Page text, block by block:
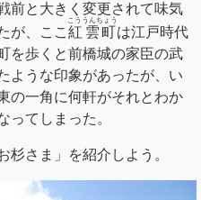
前と大きく変更されて味気
が、ここ 紅雲町
こううんちょう
は江戸時代
を歩くと前橋城の家臣の武
ような印象があったが、い
の一角に何軒がそれとわか
ってしまった。
杉さま」を紹介しよう。